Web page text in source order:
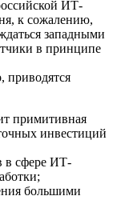
ИТ-
к сожалению,
западными
в принципе
приводятся
примитивная
инвестиций
в сфере ИТ-
большими